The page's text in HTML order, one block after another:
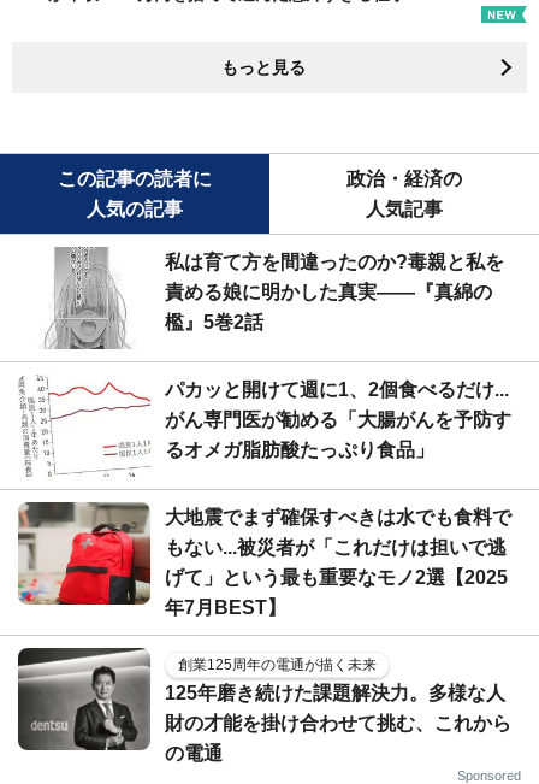
もっと見る
この記事の読者に
人気の記事
政治・経済の
人気記事
私は育て方を間違ったのか?毒親と私を
責める娘に明かした真実――『真綿の
檻』5巻2話
パカッと開けて週に1、2個食べるだけ...
がん専門医が勧める「大腸がんを予防す
るオメガ脂肪酸たっぷり食品」
大地震でまず確保すべきは水でも食料で
もない...被災者が「これだけは担いで逃
げて」という最も重要なモノ2選【2025
年7月BEST】
創業125周年の電通が描く未来
125年磨き続けた課題解決力。多様な人
財の才能を掛け合わせて挑む、これから
の電通
Sponsored